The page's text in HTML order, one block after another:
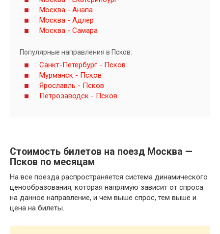
Москва - Анапа
Москва - Адлер
Москва - Самара
Популярные направления в Псков:
Санкт-Петербург - Псков
Мурманск - Псков
Ярославль - Псков
Петрозаводск - Псков
Стоимость билетов на поезд Москва —
Псков по месяцам
На все поезда распространяется система динамического
ценообразования, которая напрямую зависит от спроса
на данное направление, и чем выше спрос, тем выше и
цена на билеты.